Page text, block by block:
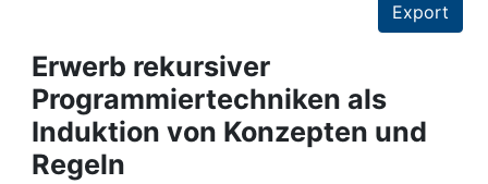
Projects
People
Institutions
Export
Erwerb rekursiver
Programmiertechniken als
Induktion von Konzepten und
Regeln